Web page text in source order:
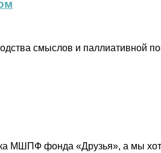
смыслов и
МШПФ фонда «Друзья», а мы